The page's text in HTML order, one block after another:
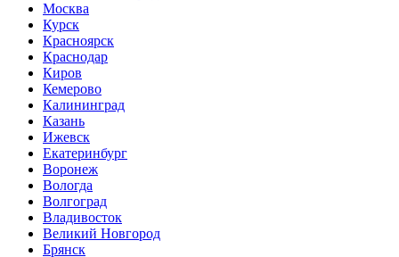
Москва
Курск
Красноярск
Краснодар
Киров
Кемерово
Калининград
Казань
Ижевск
Екатеринбург
Воронеж
Вологда
Волгоград
Владивосток
Великий Новгород
Брянск